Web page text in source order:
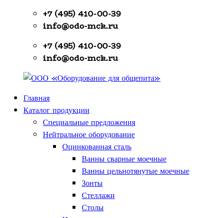
+7 (495) 410-00-39
info@odo-mck.ru
+7 (495) 410-00-39
info@odo-mck.ru
ООО
«Оборудование
Изготовление
нейтрального
оборудования.
электромеханического
Главная
Каталог продукции
Специальные предложения
Нейтральное оборудование
Оцинкованная сталь
Ванны сварные моечные
Ванны цельнотянутые моечные
Зонты
Стеллажи
Столы